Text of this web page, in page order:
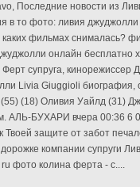
Последние новости из
в то фото: ливия
фильмах снималась?
онлайн бесплатно
супруга, кинорежиссер
Livia Giuggioli биография,
(55) (18) Оливия Уайлд (31)
АЛЬ-БУХАРИ вчера 00:36
Твоей защите от забот
компании супруги
фото колина ферта - с....